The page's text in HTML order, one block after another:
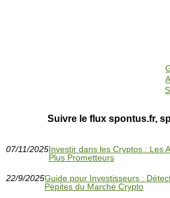
Suivre le flux spontus.fr,
07/11/2025Investir dans les Cryptos : Les
Plus Prometteurs
22/9/2025Guide pour Investisseurs :
Pépites du Marché Crypto